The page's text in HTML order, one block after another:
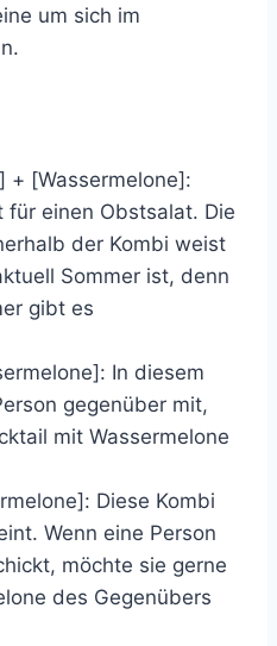
um sich im
+ [Wassermelone]:
für einen Obstsalat. Die
der Kombi weist
Sommer ist, denn
gibt es
In diesem
gegenüber mit,
mit Wassermelone
Diese Kombi
Wenn eine Person
möchte sie gerne
des Gegenübers